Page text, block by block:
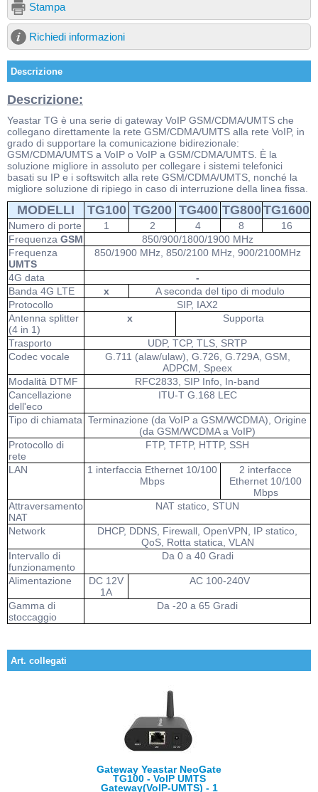
Stampa
Richiedi informazioni
Descrizione
Descrizione:
Yeastar TG è una serie di gateway VoIP GSM/CDMA/UMTS che
collegano direttamente la rete GSM/CDMA/UMTS alla rete VoIP, in
grado di supportare la comunicazione bidirezionale:
GSM/CDMA/UMTS a VoIP o VoIP a GSM/CDMA/UMTS. È la
soluzione migliore in assoluto per collegare i sistemi telefonici
basati su IP e i softswitch alla rete GSM/CDMA/UMTS, nonché la
migliore soluzione di ripiego in caso di interruzione della linea fissa.
MODELLI TG100 TG200 TG400 TG800TG1600
Numero di porte 1 2 4 8
16
Frequenza GSM
850/900/1800/1900 MHz
Frequenza
UMTS
850/1900 MHz, 850/2100 MHz, 900/2100MHz
4G data
-
Banda 4G LTE
x
A seconda del tipo di modulo
Protocollo
SIP, IAX2
Antenna splitter
(4 in 1)
x Supporta
Trasporto
UDP, TCP, TLS, SRTP
Codec vocale
G.711 (alaw/ulaw), G.726, G.729A, GSM,
ADPCM, Speex
Modalità DTMF
RFC2833, SIP Info, In-band
Cancellazione
dell'eco
ITU-T G.168 LEC
Tipo di chiamata Terminazione (da VoIP a GSM/WCDMA), Origine
(da GSM/WCDMA a VoIP)
Protocollo di
rete
FTP, TFTP, HTTP, SSH
LAN
1 interfaccia Ethernet 10/100
Mbps
2 interfacce
Ethernet 10/100
Mbps
Attraversamento
NAT
NAT statico, STUN
Network
DHCP, DDNS, Firewall, OpenVPN, IP statico,
QoS, Rotta statica, VLAN
Intervallo di
funzionamento
Da 0 a 40 Gradi
Alimentazione
DC 12V
1A
AC 100-240V
Gamma di
stoccaggio
Da -20 a 65 Gradi
Art. collegati
Gateway Yeastar NeoGate
TG100 - VoIP UMTS
Gateway(VoIP-UMTS) - 1